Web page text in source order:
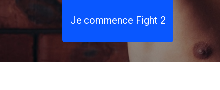
Je commence Fight 2